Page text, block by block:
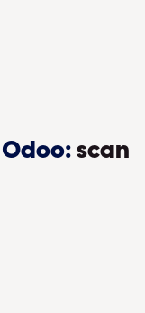
scan